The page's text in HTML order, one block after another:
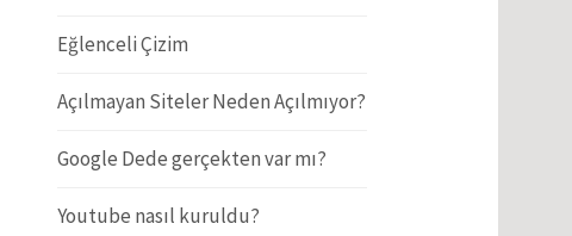
Eğlenceli Çizim
Açılmayan Siteler Neden Açılmıyor?
Google Dede gerçekten var mı?
Youtube nasıl kuruldu?